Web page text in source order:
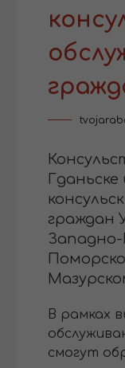
граждан
Западно-
В рамках
смогут